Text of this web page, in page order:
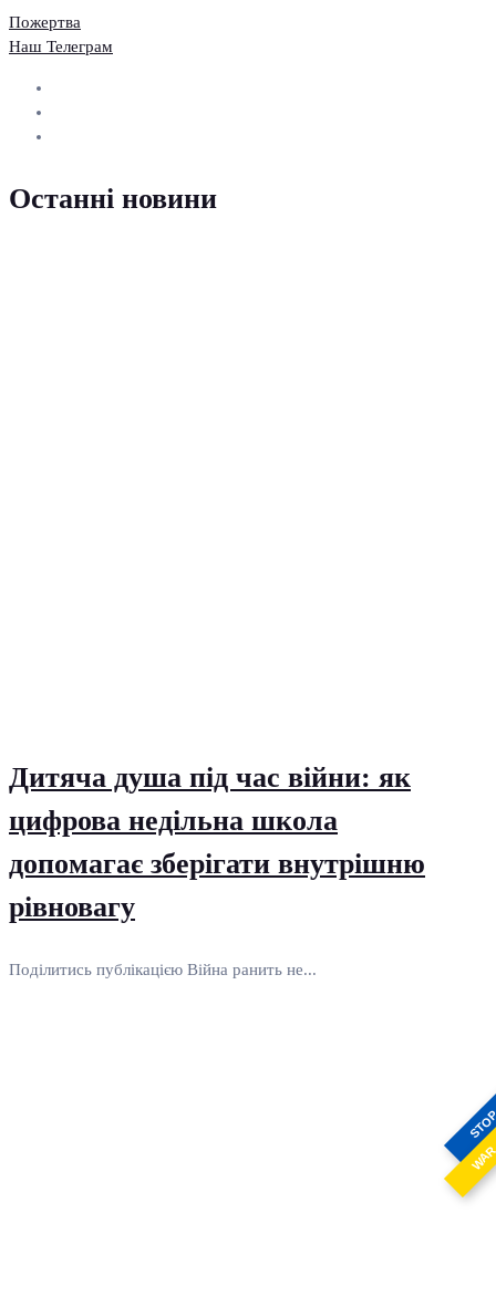
Пожертва
Наш Телеграм
Останні новини
Дитяча душа під час війни: як
цифрова недільна школа
допомагає зберігати внутрішню
рівновагу
Поділитись публікацією Війна ранить не...